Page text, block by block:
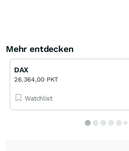
Mehr entdecken
DAX
26.364,00 PKT
Watchlist